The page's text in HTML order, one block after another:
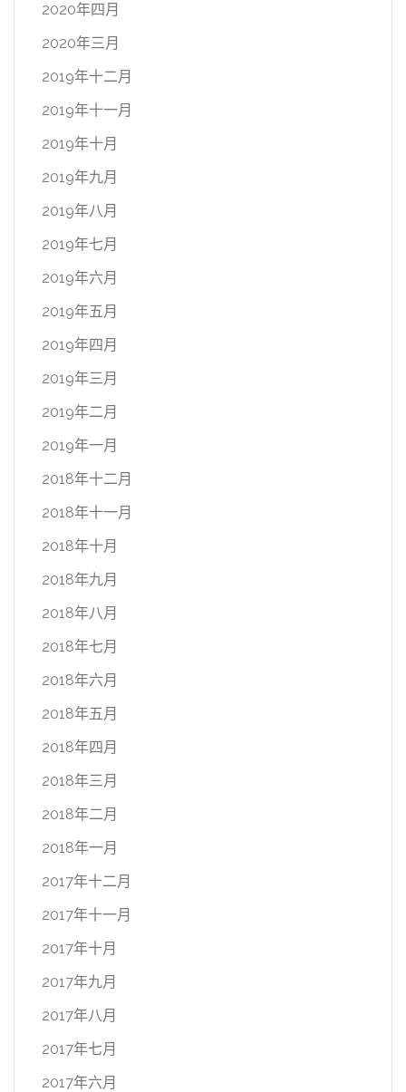
2020年四月
2020年三月
2019年十二月
2019年十一月
2019年十月
2019年九月
2019年八月
2019年七月
2019年六月
2019年五月
2019年四月
2019年三月
2019年二月
2019年一月
2018年十二月
2018年十一月
2018年十月
2018年九月
2018年八月
2018年七月
2018年六月
2018年五月
2018年四月
2018年三月
2018年二月
2018年一月
2017年十二月
2017年十一月
2017年十月
2017年九月
2017年八月
2017年七月
2017年六月